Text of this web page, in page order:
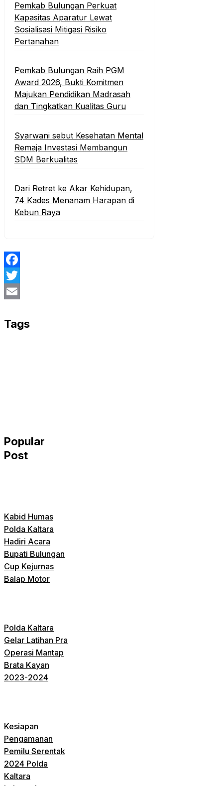
Pemkab Bulungan Perkuat
Kapasitas Aparatur Lewat
Sosialisasi Mitigasi Risiko
Pertanahan
Pemkab Bulungan Raih PGM
Award 2026, Bukti Komitmen
Majukan Pendidikan Madrasah
dan Tingkatkan Kualitas Guru
‎Syarwani sebut Kesehatan Mental
Remaja Investasi Membangun
SDM Berkualitas
‎Dari Retret ke Akar Kehidupan,
74 Kades Menanam Harapan di
Kebun Raya
Facebook
Twitter
Tags
Popular
Post
Kabid Humas
Polda Kaltara
Hadiri Acara
Bupati Bulungan
Cup Kejurnas
Balap Motor
Polda Kaltara
Gelar Latihan Pra
Operasi Mantap
Brata Kayan
2023-2024
Kesiapan
Pengamanan
Pemilu Serentak
2024 Polda
Kaltara